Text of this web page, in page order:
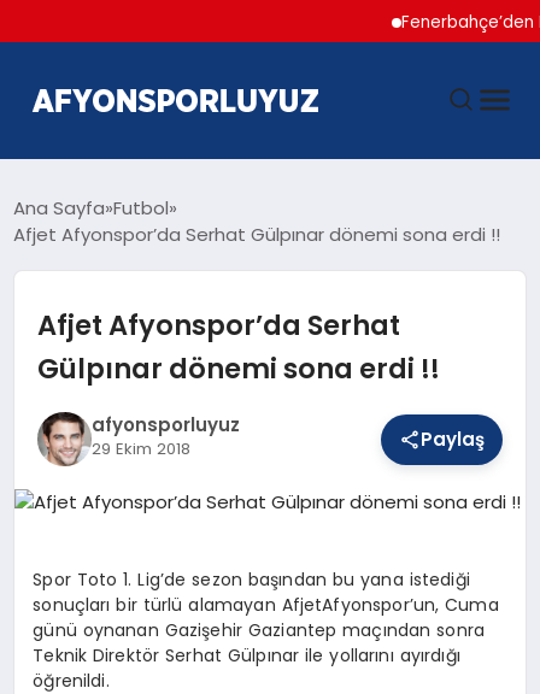
Fenerbahçe’den
AFYONSPOR
FUTBOL
Ana Sayfa Futbol
Afjet Afyonspor’da Serhat Gülpınar dönemi sona erdi !!
Afjet Afyonspor’da Serhat
Gülpınar dönemi sona erdi !!
afyonsporluyuz
29 Ekim 2018 Paylaş
Spor Toto 1. Lig’de sezon başından bu yana istediği
sonuçları bir türlü alamayan AfjetAfyonspor’un, Cuma
günü oynanan Gazişehir Gaziantep maçından sonra
Teknik Direktör Serhat Gülpınar ile yollarını ayırdığı
öğrenildi.